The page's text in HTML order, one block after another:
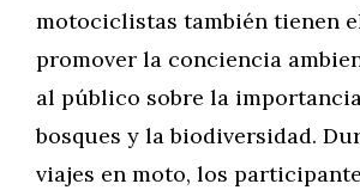
motociclistas también tienen
promover la conciencia
al público sobre la
bosques y la biodiversidad.
viajes en moto, los